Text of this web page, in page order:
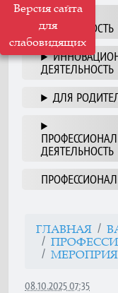
Версия сайта
для
слабовидящих
НАША
ДЕЯТЕЛЬНОСТЬ
ДЕЯТЕЛЬНОСТЬ
ДЛЯ
ДЕЯТЕЛЬНОСТЬ
ГЛАВНАЯ
08.10.2025 07:35